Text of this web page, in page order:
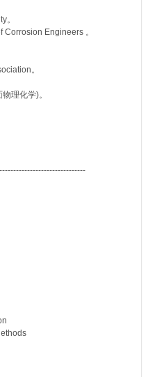
。
Engineers 。
。
理化学)。